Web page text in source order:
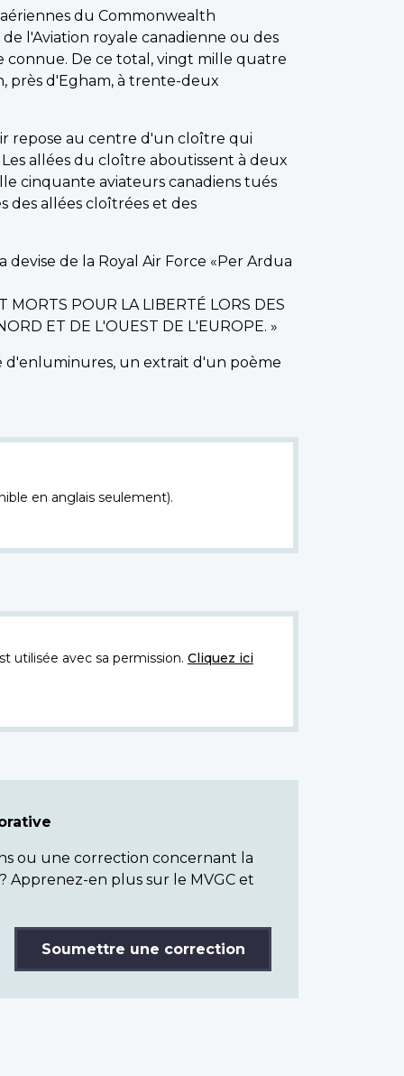
du Commonwealth
l'Aviation royale canadienne ou des
connue. De ce total, vingt mille quatre
près d'Egham, à trente-deux
repose au centre d'un cloître qui
allées du cloître aboutissent à deux
cinquante aviateurs canadiens tués
des allées cloîtrées et des
de la Royal Air Force «Per Ardua
MORTS POUR LA LIBERTÉ LORS DES
ET DE L'OUEST DE L'EUROPE. »
d'enluminures, un extrait d'un poème
en anglais seulement).
utilisée avec sa permission. Cliquez ici
ou une correction concernant la
Apprenez-en plus sur le MVGC et
Soumettre une correction